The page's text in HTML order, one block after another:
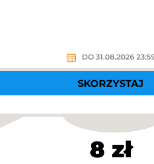
DO 31.08.2026
SKORZYSTAJ
8 zł